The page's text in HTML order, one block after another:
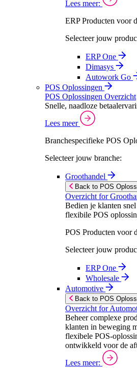
Lees meer:
ERP Producten voor
Selecteer jouw
ERP One
Dimasys
Autowork Go
POS Oplossingen
POS Oplossingen Overzicht
Snelle, naadloze
Lees meer
Branchespecifieke POS
Selecteer jouw branche:
Groothandel
Back to POS
Overzicht for
Bedien je klanten
flexibile POS
POS Producten voor
Selecteer jouw
ERP One
Wholesale
Automotive
Back to POS
Overzicht for
Beheer complexe
klanten in beweging
flexibele POS-
ontwikkeld voor de
Lees meer: